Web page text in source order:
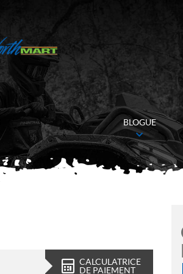
BLOGUE
CALCULATRICE
DE PAIEMENT